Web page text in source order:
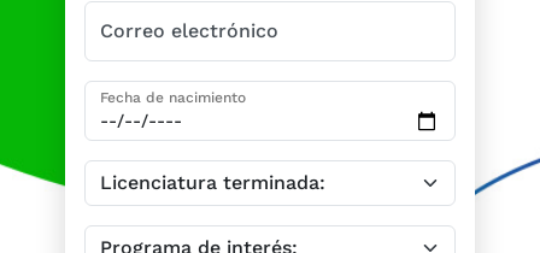
Correo electrónico
Fecha de nacimiento